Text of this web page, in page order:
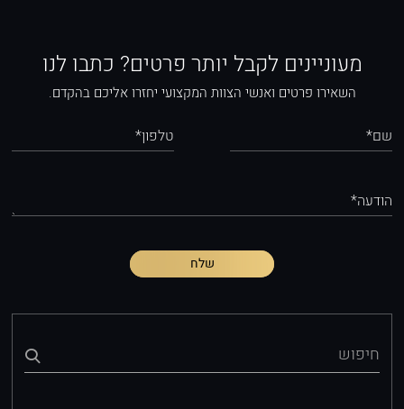
מעוניינים לקבל יותר פרטים? כתבו לנו
השאירו פרטים ואנשי הצוות המקצועי יחזרו אליכם בהקדם.
שם* טלפון*
הודעה*
שלח
חיפוש